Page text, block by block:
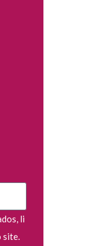
li
site.